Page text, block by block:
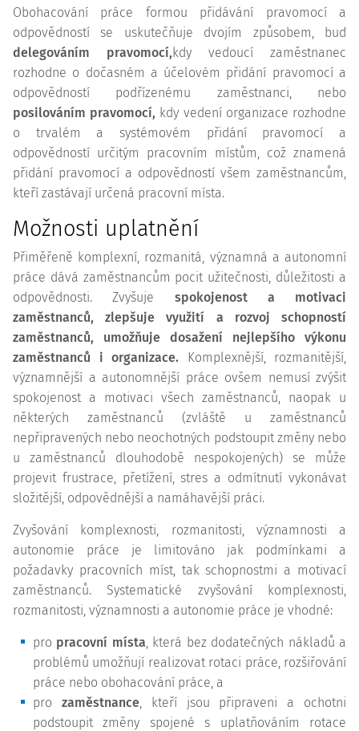
Obohacování práce formou přidávání pravomocí a
odpovědností se uskutečňuje dvojím způsobem, buď
delegováním pravomocí,kdy vedoucí zaměstnanec
rozhodne o dočasném a účelovém přidání pravomocí a
odpovědností podřízenému zaměstnanci, nebo
posilováním pravomocí, kdy vedení organizace rozhodne
o trvalém a systémovém přidání pravomocí a
odpovědností určitým pracovním místům, což znamená
přidání pravomocí a odpovědností všem zaměstnancům,
kteří zastávají určená pracovní místa.
Možnosti uplatnění
Přiměřeně komplexní, rozmanitá, významná a autonomní
práce dává zaměstnancům pocit užitečnosti, důležitosti a
odpovědnosti. Zvyšuje spokojenost a motivaci
zaměstnanců, zlepšuje využití a rozvoj schopností
zaměstnanců, umožňuje dosažení nejlepšího výkonu
zaměstnanců i organizace. Komplexnější, rozmanitější,
významnější a autonomnější práce ovšem nemusí zvýšit
spokojenost a motivaci všech zaměstnanců, naopak u
některých zaměstnanců (zvláště u zaměstnanců
nepřipravených nebo neochotných podstoupit změny nebo
u zaměstnanců dlouhodobě nespokojených) se může
projevit frustrace, přetížení, stres a odmítnutí vykonávat
složitější, odpovědnější a namáhavější práci.
Zvyšování komplexnosti, rozmanitosti, významnosti a
autonomie práce je limitováno jak podmínkami a
požadavky pracovních míst, tak schopnostmi a motivací
zaměstnanců. Systematické zvyšování komplexnosti,
rozmanitosti, významnosti a autonomie práce je vhodné:
pro pracovní místa, která bez dodatečných nákladů a
problémů umožňují realizovat rotaci práce, rozšiřování
práce nebo obohacování práce, a
pro zaměstnance, kteří jsou připraveni a ochotni
podstoupit změny spojené s uplatňováním rotace